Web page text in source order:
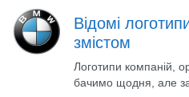
Відомі
змістом
Логотипи компаній,
бачимо щодня, але